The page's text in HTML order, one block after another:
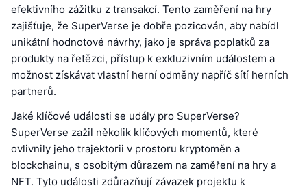
efektivního zážitku z transakcí. Tento zaměření na hry
zajišťuje, že SuperVerse je dobře pozicován, aby nabídl
unikátní hodnotové návrhy, jako je správa poplatků za
produkty na řetězci, přístup k exkluzivním událostem a
možnost získávat vlastní herní odměny napříč sítí herních
partnerů.
Jaké klíčové události se udály pro SuperVerse?
SuperVerse zažil několik klíčových momentů, které
ovlivnily jeho trajektorii v prostoru kryptoměn a
blockchainu, s osobitým důrazem na zaměření na hry a
NFT. Tyto události zdůrazňují závazek projektu k